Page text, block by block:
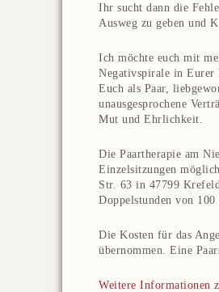
Ihr sucht dann die
Ausweg zu geben und
Ich möchte euch mit
Negativspirale in Eurer
Euch als Paar,
unausgesprochene
Mut und Ehrlichkeit.
Die Paartherapie am
Einzelsitzungen
Str. 63 in 47799
Doppelstunden von 100
Die Kosten für das
übernommen. Eine
Weitere Informationen